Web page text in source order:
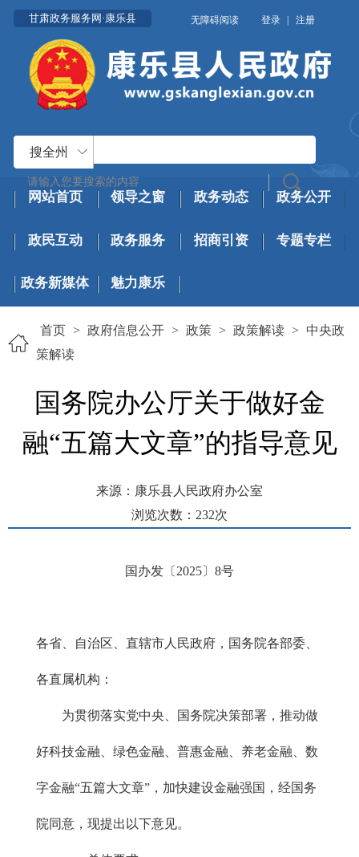
甘肃政务服务网·康乐县 无障碍阅读 登录 | 注册
搜全州
网站首页 领导之窗 政务动态 政务公开
政民互动 政务服务 招商引资 专题专栏
政务新媒体 魅力康乐
首页 > 政府信息公开 > 政策 > 政策解读 > 中央政
策解读
国务院办公厅关于做好金
融“五篇大文章”的指导意见
来源：康乐县人民政府办公室
浏览次数： 232次
国办发〔2025〕8号
各省、自治区、直辖市人民政府，国务院各部委、
各直属机构：
为贯彻落实党中央、国务院决策部署，推动做
好科技金融、绿色金融、普惠金融、养老金融、数
字金融“五篇大文章”，加快建设金融强国，经国务
院同意，现提出以下意见。